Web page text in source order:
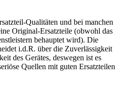
Qualitäten und bei manchen
Original-Ersatzteile (obwohl das
behauptet wird). Die
i.d.R. über die Zuverlässigkeit
des Gerätes, deswegen ist es
Quellen mit guten Ersatzteilen